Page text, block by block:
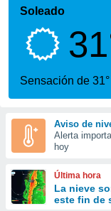
por
que se
calidad.
a este
las
y
forma
digital
basada
Soleado
Sensación de 31°
Aviso de
Alerta
hoy
Última hora
La nieve
este fin de